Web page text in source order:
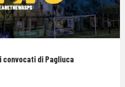
convocati di Pagliuca